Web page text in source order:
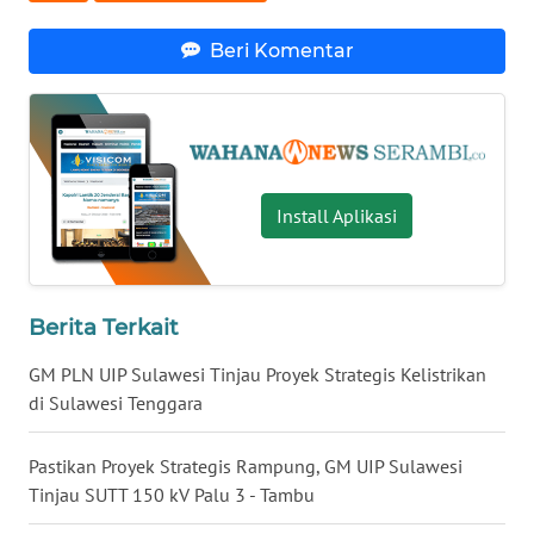
Beri Komentar
Install Aplikasi
Berita Terkait
GM PLN UIP Sulawesi Tinjau Proyek Strategis Kelistrikan
di Sulawesi Tenggara
Pastikan Proyek Strategis Rampung, GM UIP Sulawesi
Tinjau SUTT 150 kV Palu 3 - Tambu
WN
LAMPUNG
WN
JATENG
WN
NUSANTARA
JATIM
BALI